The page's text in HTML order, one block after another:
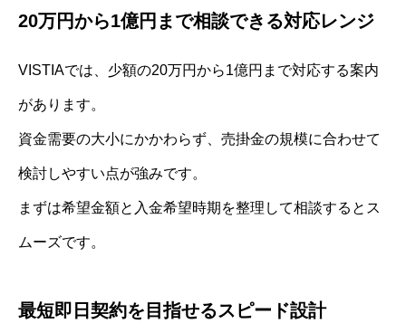
20万円から1億円まで相談できる対応レンジ
VISTIAでは、少額の20万円から1億円まで対応する案内
があります。
資金需要の大小にかかわらず、売掛金の規模に合わせて
検討しやすい点が強みです。
まずは希望金額と入金希望時期を整理して相談するとス
ムーズです。
最短即日契約を目指せるスピード設計